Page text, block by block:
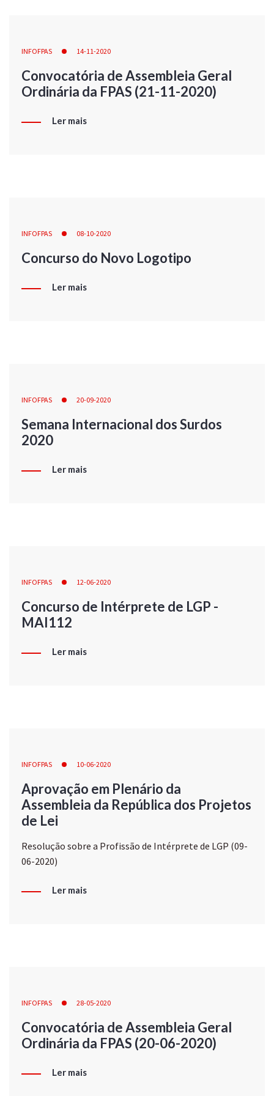
INFOFPAS 14-11-2020
Convocatória de Assembleia Geral
Ordinária da FPAS (21-11-2020)
Ler mais
INFOFPAS 08-10-2020
Concurso do Novo Logotipo
Ler mais
INFOFPAS 20-09-2020
Semana Internacional dos Surdos
2020
Ler mais
INFOFPAS 12-06-2020
Concurso de Intérprete de LGP -
MAI112
Ler mais
INFOFPAS 10-06-2020
Aprovação em Plenário da
Assembleia da República dos Projetos
de Lei
Resolução sobre a Profissão de Intérprete de LGP (09-
06-2020)
Ler mais
INFOFPAS 28-05-2020
Convocatória de Assembleia Geral
Ordinária da FPAS (20-06-2020)
Ler mais